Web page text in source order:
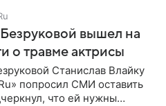
вышел на
о травме актрисы
Станислав Влайку
попросил СМИ оставить
что ей нужны